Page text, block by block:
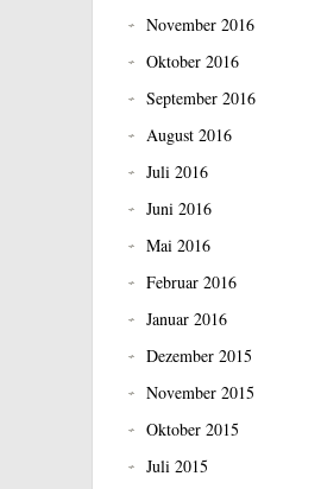
November 2016
Oktober 2016
September 2016
August 2016
Juli 2016
Juni 2016
Mai 2016
Februar 2016
Januar 2016
Dezember 2015
November 2015
Oktober 2015
Juli 2015